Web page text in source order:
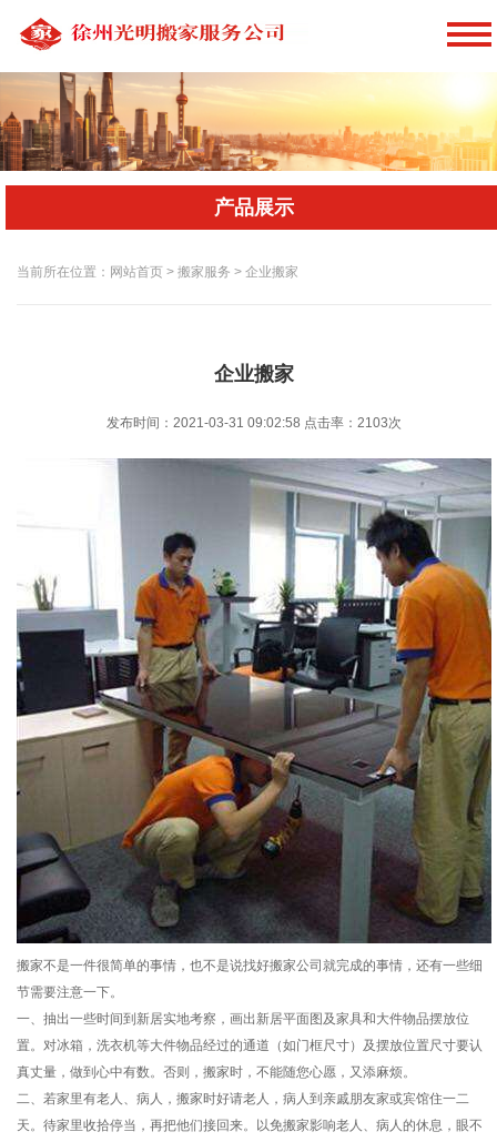
产品展示
当前所在位置：网站首页 > 搬家服务 > 企业搬家
企业搬家
发布时间：2021-03-31 09:02:58 点击率： 2103次
搬家不是一件很简单的事情，也不是说找好搬家公司就完成的事情，还有一些细
节需要注意一下。
一、抽出一些时间到新居实地考察，画出新居平面图及家具和大件物品摆放位
置。对冰箱，洗衣机等大件物品经过的通道（如门框尺寸）及摆放位置尺寸要认
真丈量，做到心中有数。否则，搬家时，不能随您心愿，又添麻烦。
二、若家里有老人、病人，搬家时好请老人，病人到亲戚朋友家或宾馆住一二
天。待家里收拾停当，再把他们接回来。以免搬家影响老人、病人的休息，眼不